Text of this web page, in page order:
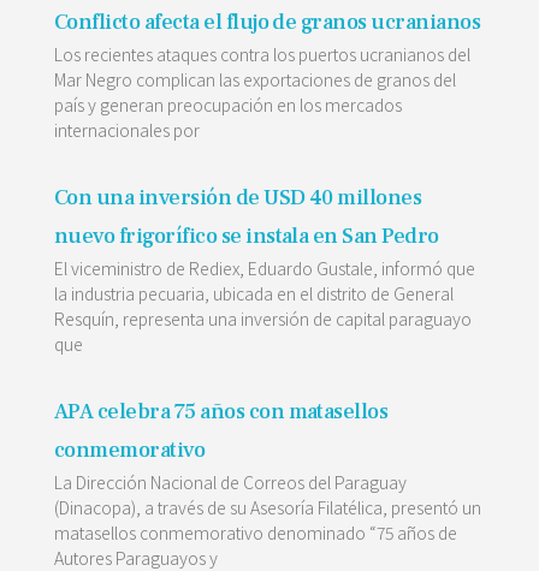
Conflicto afecta el flujo de granos ucranianos
Los recientes ataques contra los puertos ucranianos del
Mar Negro complican las exportaciones de granos del
país y generan preocupación en los mercados
internacionales por
Con una inversión de USD 40 millones
nuevo frigorífico se instala en San Pedro
El viceministro de Rediex, Eduardo Gustale, informó que
la industria pecuaria, ubicada en el distrito de General
Resquín, representa una inversión de capital paraguayo
que
APA celebra 75 años con matasellos
conmemorativo
La Dirección Nacional de Correos del Paraguay
(Dinacopa), a través de su Asesoría Filatélica, presentó un
matasellos conmemorativo denominado “75 años de
Autores Paraguayos y